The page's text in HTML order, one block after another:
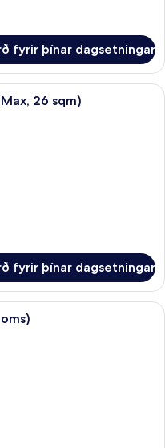
fyrir þínar dagsetningar
öryggishólf í herbergi,
26 sqm)
fyrir þínar dagsetningar
(Connecting, 2 Twin